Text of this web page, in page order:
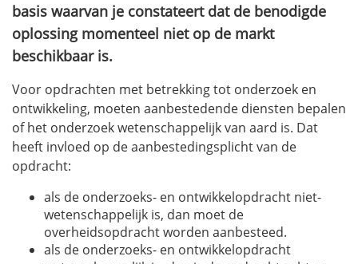
basis waarvan je constateert dat de benodigde
oplossing momenteel niet op de markt
beschikbaar is.
Voor opdrachten met betrekking tot onderzoek en
ontwikkeling, moeten aanbestedende diensten bepalen
of het onderzoek wetenschappelijk van aard is. Dat
heeft invloed op de aanbestedingsplicht van de
opdracht:
als de onderzoeks- en ontwikkelopdracht niet-
wetenschappelijk is, dan moet de
overheidsopdracht worden aanbesteed.
als de onderzoeks- en ontwikkelopdracht